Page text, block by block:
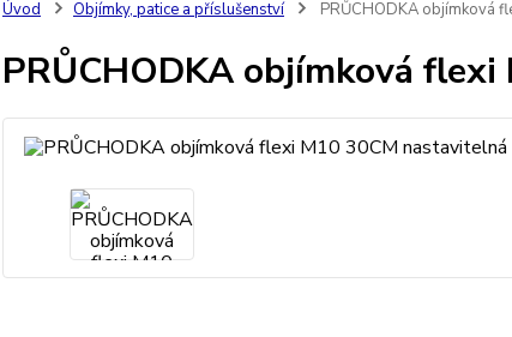
Úvod Objímky, patice a příslušenství PRŮCHODKA objímková
PRŮCHODKA objímková